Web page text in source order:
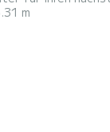
agilen und
m